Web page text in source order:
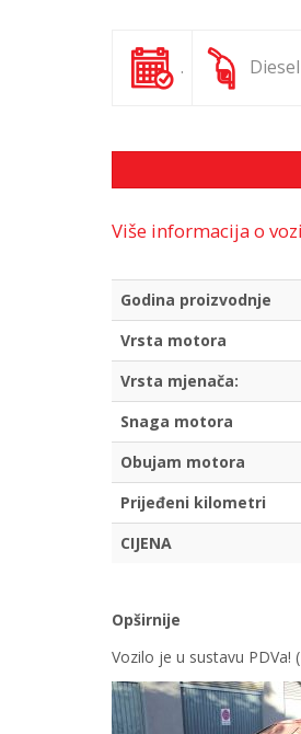
. Diesel
Više informacija o
Godina proizvodnje
Vrsta motora
Vrsta mjenača:
Snaga motora
Obujam motora
Prijeđeni kilometri
CIJENA
Opširnije
Vozilo je u sustavu